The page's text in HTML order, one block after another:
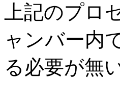
上記のプロ
ャンバー内
る必要が無